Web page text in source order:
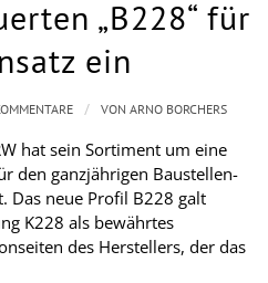
„B228“ für
ein
hat sein Sortiment um eine
den ganzjährigen Baustellen-
Das neue Profil B228 galt
K228 als bewährtes
des Herstellers, der das
/ VONARNO BORCHERS